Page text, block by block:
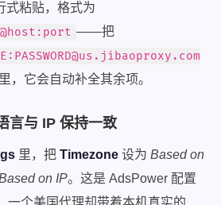
式粘贴，格式为
——把
PASSWORD@us.jibaoproxy.com
，它会自动补全其余项。
言与 IP 保持一致
里，把 Timezone 设为 Based on
on IP。这是 AdsPower 配置
一个美国代理却带着本机真实的